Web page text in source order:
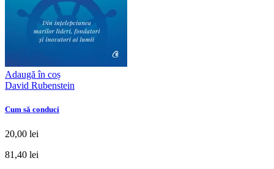
Adaugă în coș
David Rubenstein
Cum să conduci
20,00 lei
81,40 lei